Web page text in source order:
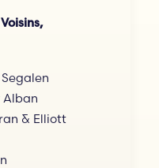
Alban
& Elliott